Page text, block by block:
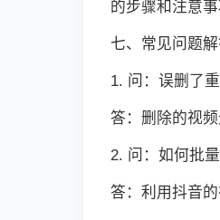
的步骤和注意
七、常见问题
1. 问：误删了
答：删除的视
2. 问：如何批量
答：利用抖音